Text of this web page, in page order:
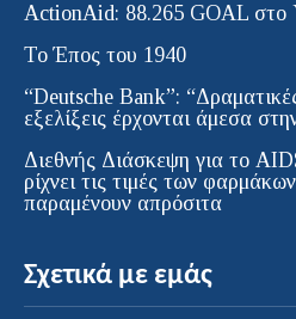
ActionAid: 88.265 GOAL στο
Το Έπος του 1940
“Deutsche Bank”:
εξελίξεις έρχονται άμεσα
Διεθνής Διάσκεψη για το
ρίχνει τις τιμές των
παραμένουν απρόσιτα
Σχετικά με εμάς